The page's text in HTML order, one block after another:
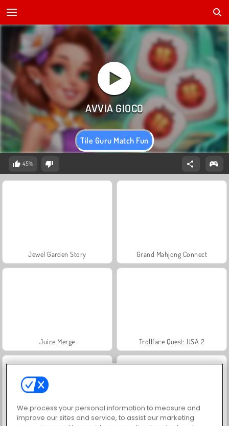
Tile Guru Match Fun
45%
Jewel Garden Story Grand Mahjong Connect
Juice Merge Trollface Quest: USA 2
We process your personal information to measure and
improve our sites and service, to assist our marketing